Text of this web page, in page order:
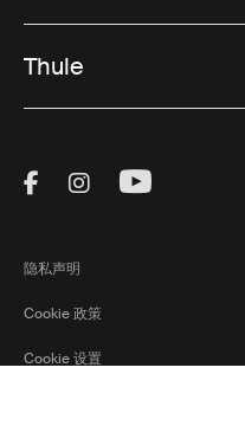
Thule
Visit Thule on
Visit Thule on
Visit
隐私声明
Cookie 政策
Cookie 设置